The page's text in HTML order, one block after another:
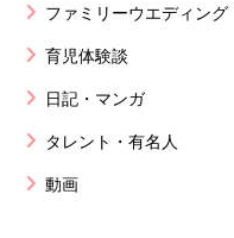
ファミリーウエディング
育児体験談
日記・マンガ
タレント・有名人
動画